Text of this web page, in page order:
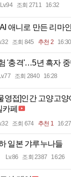
Lv.94 조회 2711 16:32
애니로 만든 리마
조회 845 추천 2 16:30
'충격'…5년 흑자
조회 2840 16:28
영접]인간 고양고양
페
조회 674 추천 1 16:27
일본 갸루누나들
Lv.86 조회 2387 16:26